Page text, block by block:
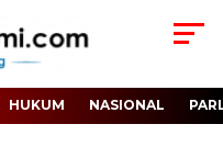
HUKUM NASIONAL